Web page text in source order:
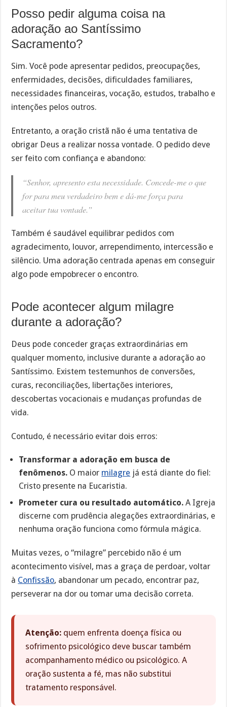
Posso pedir alguma coisa na
adoração ao Santíssimo
Sacramento?
Sim. Você pode apresentar pedidos, preocupações,
enfermidades, decisões, dificuldades familiares,
necessidades financeiras, vocação, estudos, trabalho e
intenções pelos outros.
Entretanto, a oração cristã não é uma tentativa de
obrigar Deus a realizar nossa vontade. O pedido deve
ser feito com confiança e abandono:
“Senhor, apresento esta necessidade. Concede-me o que
for para meu verdadeiro bem e dá-me força para
aceitar tua vontade.”
Também é saudável equilibrar pedidos com
agradecimento, louvor, arrependimento, intercessão e
silêncio. Uma adoração centrada apenas em conseguir
algo pode empobrecer o encontro.
Pode acontecer algum milagre
durante a adoração?
Deus pode conceder graças extraordinárias em
qualquer momento, inclusive durante a adoração ao
Santíssimo. Existem testemunhos de conversões,
curas, reconciliações, libertações interiores,
descobertas vocacionais e mudanças profundas de
vida.
Contudo, é necessário evitar dois erros:
Transformar a adoração em busca de
fenômenos. O maior milagre já está diante do fiel:
Cristo presente na Eucaristia.
Prometer cura ou resultado automático. A Igreja
discerne com prudência alegações extraordinárias, e
nenhuma oração funciona como fórmula mágica.
Muitas vezes, o “milagre” percebido não é um
acontecimento visível, mas a graça de perdoar, voltar
à Confissão, abandonar um pecado, encontrar paz,
perseverar na dor ou tomar uma decisão correta.
Atenção: quem enfrenta doença física ou
sofrimento psicológico deve buscar também
acompanhamento médico ou psicológico. A
oração sustenta a fé, mas não substitui
tratamento responsável.